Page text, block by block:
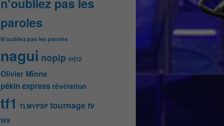
n'oubliez pas les
paroles
N'oubliez pas les paroles
nagui noplp nrj12
Olivier Minne
pékin express révélation
tf1 TLMVPSP tournagetv
W9